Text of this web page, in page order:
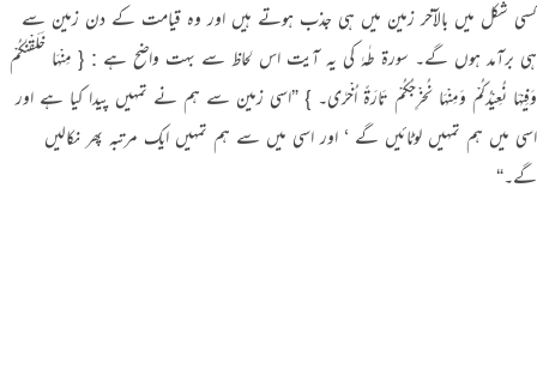
کسی شکل میں بالآخر زمین میں ہی جذب ہوتے ہیں اور وہ قیامت کے دن زمین سے
ہی برآمد ہوں گے۔ سورة طٰہٰ کی یہ آیت اس لحاظ سے بہت واضح ہے : { مِنْہَا خَلَقْنٰـکُمْ
وَفِیْہَا نُعِیْدُکُمْ وَمِنْہَا نُخْرِجُکُمْ تَارَۃً اُخْرٰی۔ } ”اسی زمین سے ہم نے تمہیں پیدا کیا ہے اور
اسی میں ہم تمہیں لوٹائیں گے ‘ اور اسی میں سے ہم تمہیں ایک مرتبہ پھر نکالیں
گے۔“